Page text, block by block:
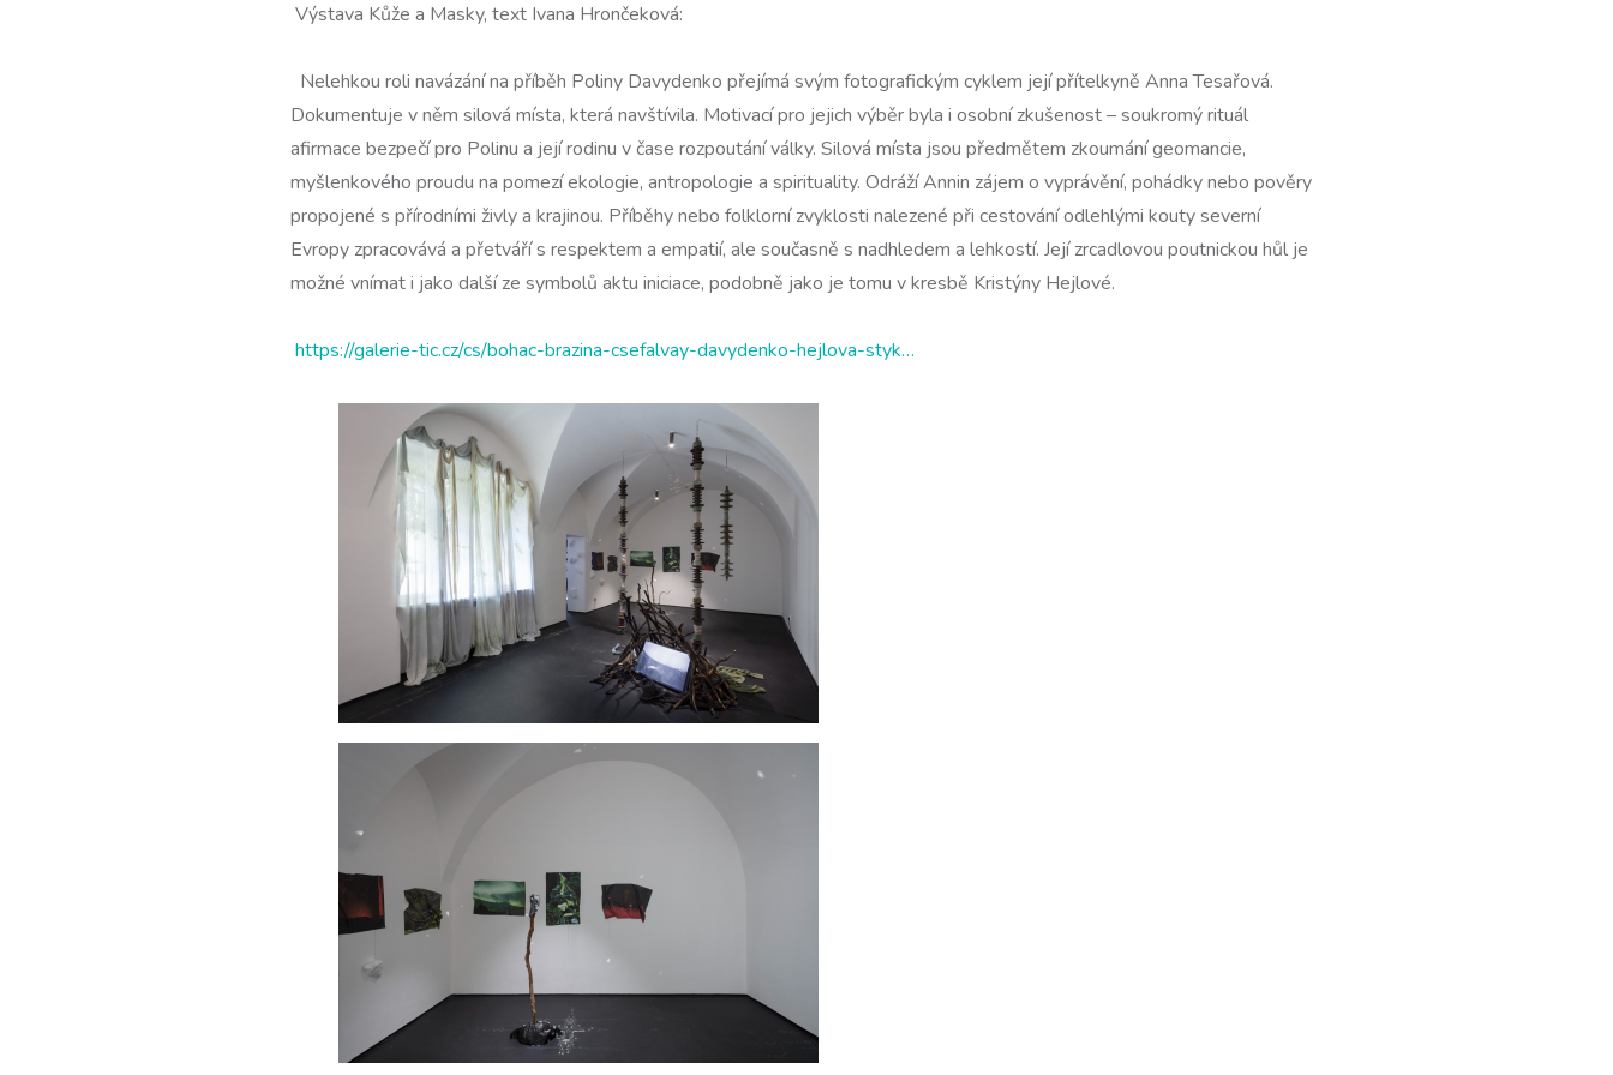
Výstava Kůže a Masky, text Ivana Hrončeková:
Nelehkou roli navázání na příběh Poliny Davydenko přejímá svým fotografickým cyklem její přítelkyně Anna Tesařová.
Dokumentuje v něm silová místa, která navštívila. Motivací pro jejich výběr byla i osobní zkušenost – soukromý rituál
afirmace bezpečí pro Polinu a její rodinu v čase rozpoutání války. Silová místa jsou předmětem zkoumání geomancie,
myšlenkového proudu na pomezí ekologie, antropologie a spirituality. Odráží Annin zájem o vyprávění, pohádky nebo pověry
propojené s přírodními živly a krajinou. Příběhy nebo folklorní zvyklosti nalezené při cestování odlehlými kouty severní
Evropy zpracovává a přetváří s respektem a empatií, ale současně s nadhledem a lehkostí. Její zrcadlovou poutnickou hůl je
možné vnímat i jako další ze symbolů aktu iniciace, podobně jako je tomu v kresbě Kristýny Hejlové.
https://galerie-tic.cz/cs/bohac-brazina-csefalvay-davydenko-hejlova-styk…